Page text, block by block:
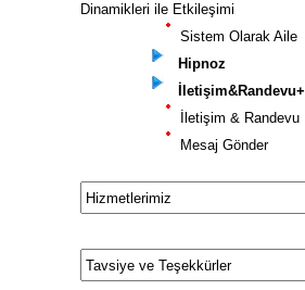
Dinamikleri ile Etkileşimi
Sistem Olarak Aile
Hipnoz
İletişim&Randevu+
İletişim & Randevu
Mesaj Gönder